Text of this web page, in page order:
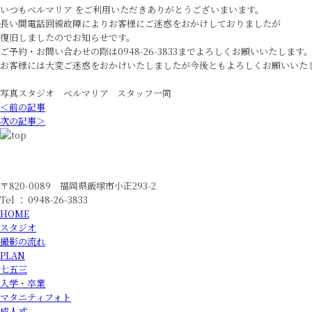
いつもベルマリア をご利用いただきありがとうございまいます。
長い間電話回線故障によりお客様にご迷惑をおかけしておりましたが
復旧しましたのでお知らせです。
ご予約・お問い合わせの際は0948-26-3833までよろしくお願いいたします。
お客様には大変ご迷惑をおかけいたしましたが今後ともよろしくお願いいた
写真スタジオ ベルマリア スタッフ一同
＜前の記事
次の記事＞
〒820-0089 福岡県飯塚市小正293-2
Tel ： 0948-26-3833
HOME
スタジオ
撮影の流れ
PLAN
七五三
入学・卒業
マタニティフォト